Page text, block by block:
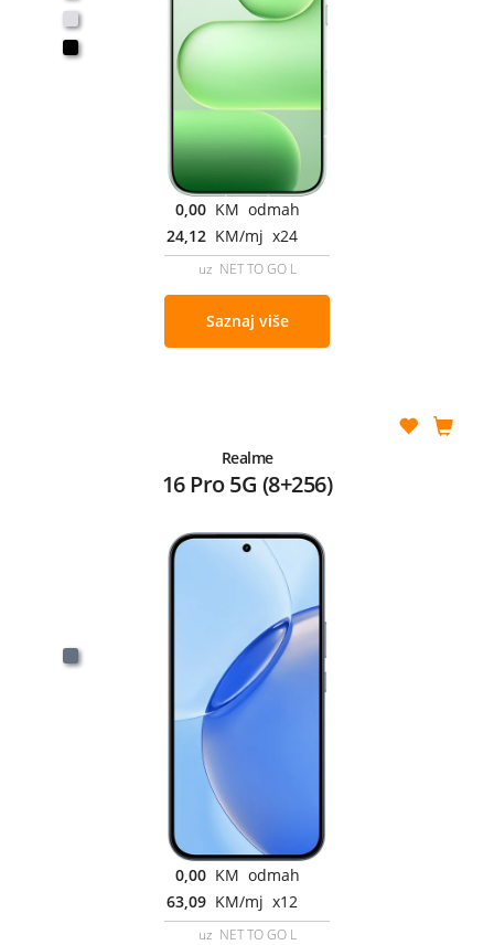
0,00 KM odmah
24,12 KM/mj x24
uz NET TO GO L
Saznaj više
Realme
16 Pro 5G (8+256)
0,00 KM odmah
63,09 KM/mj x12
uz NET TO GO L